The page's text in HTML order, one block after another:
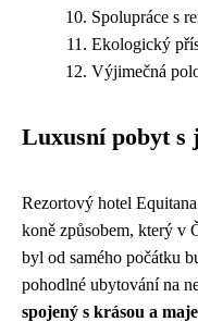
Spolupráce s
Ekologický
Výjimečná
Luxusní pobyt s
Rezortový hotel
koně způsobem, který v
byl od samého počátku
pohodlné ubytování na
spojený s krásou a